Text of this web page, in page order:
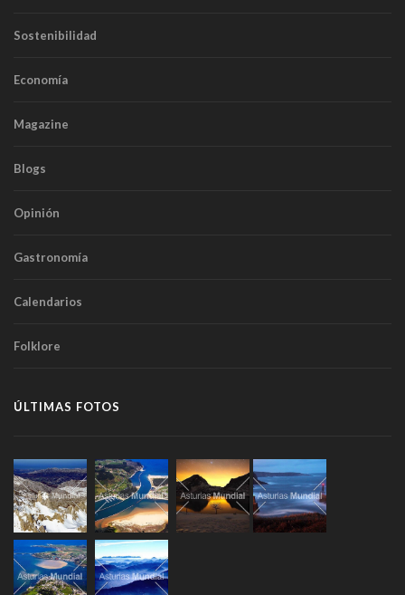
Sostenibilidad
Economía
Magazine
Blogs
Opinión
Gastronomía
Calendarios
Folklore
ÚLTIMAS FOTOS